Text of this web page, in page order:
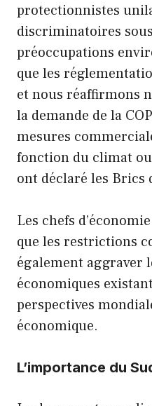
protectionnistes
discriminatoires
préoccupations
que les
et nous réaffirmons
la demande de la
mesures
fonction du climat
ont déclaré les Brics
Les chefs
que les restrictions
également aggraver
économiques
perspectives
économique.
L’importance du